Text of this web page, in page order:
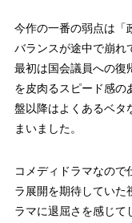
今作の一番の弱点は「
バランスが途中で崩れ
最初は国会議員への復
を皮肉るスピード感の
盤以降はよくあるベタ
まいました。
コメディドラマなので
ラ展開を期待していた
ラマに退屈さを感じて